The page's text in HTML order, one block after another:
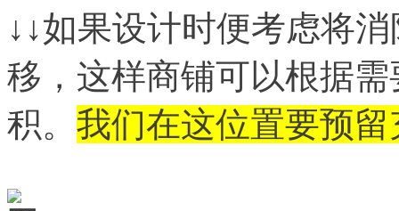
↓↓如果设计时便考虑将
移，这样商铺可以根据
积。 我们在这位置要预